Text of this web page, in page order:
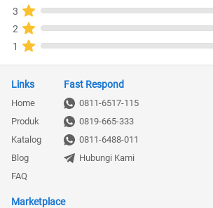
3
2
1
Links
Home
Produk
Katalog
Blog
FAQ
Fast Respond
0811-6517-115
0819-665-333
0811-6488-011
Hubungi Kami
Marketplace